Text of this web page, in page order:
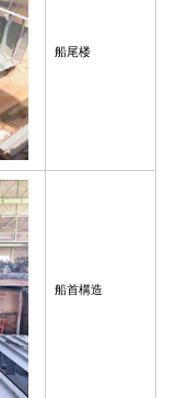
船尾楼
船首構造